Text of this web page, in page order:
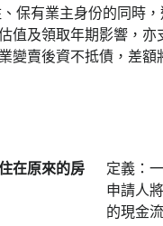
保有業主身份的同時
值及領取年期影響，亦
變賣後資不抵債，差額
在原來的房
定義：
申請人
的現金流